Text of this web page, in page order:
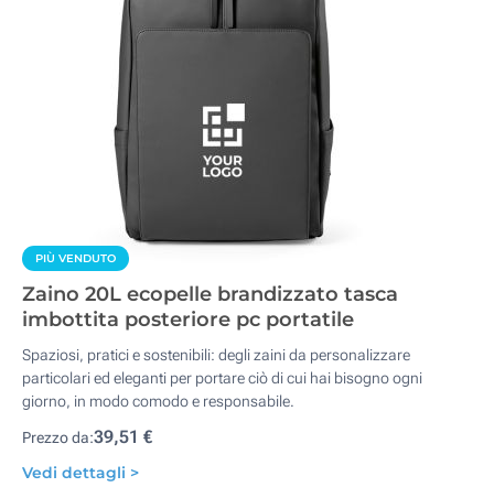
PIÙ VENDUTO
Zaino 20L ecopelle brandizzato tasca
imbottita posteriore pc portatile
Spaziosi, pratici e sostenibili: degli zaini da personalizzare
particolari ed eleganti per portare ciò di cui hai bisogno ogni
giorno, in modo comodo e responsabile.
Prezzo da:39,51 €
Vedi dettagli >